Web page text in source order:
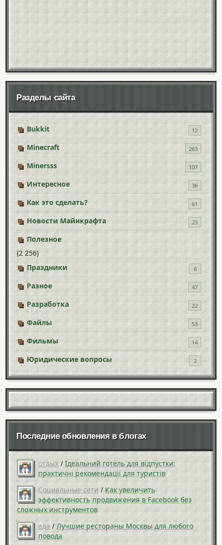
Разделы сайта
Bukkit 12
Minecraft 263
Minersss 107
Интересное 36
Как это сделать? 61
Новости Майнкрафта 23
Полезное
(2 256)
Праздники
6
Разное 47
Разработка 22
Файлы 53
Фильмы 14
Юридические вопросы 2
Последние обновления в блогах
отдых / Ідеальний готель для відпустки:
практичні рекомендації для туристів
Социальные сети / Как увеличить
эффективность продвижения в Facebook без
сложных инструментов
еда / Лучшие рестораны Москвы для любого
повода